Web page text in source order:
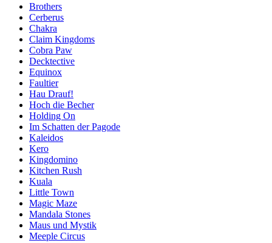
Brothers
Cerberus
Chakra
Claim Kingdoms
Cobra Paw
Decktective
Equinox
Faultier
Hau Drauf!
Hoch die Becher
Holding On
Im Schatten der Pagode
Kaleidos
Kero
Kingdomino
Kitchen Rush
Kuala
Little Town
Magic Maze
Mandala Stones
Maus und Mystik
Meeple Circus